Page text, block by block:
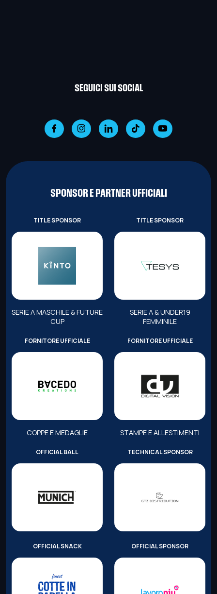
SEGUICI SUI SOCIAL
SPONSOR E PARTNER UFFICIALI
TITLE SPONSOR
SERIE A MASCHILE & FUTURE
CUP
TITLE SPONSOR
SERIE A & UNDER19
FEMMINILE
FORNITORE UFFICIALE
COPPE E MEDAGLIE
FORNITORE UFFICIALE
STAMPE E ALLESTIMENTI
OFFICIAL BALL TECHNICAL SPONSOR
OFFICIAL SNACK OFFICIAL SPONSOR